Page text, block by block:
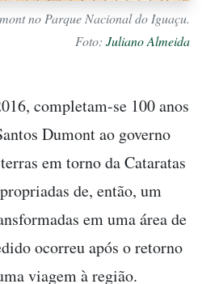
no Parque Nacional do Iguaçu.
Foto: Juliano Almeida
completam-se 100 anos
Dumont ao governo
em torno da Cataratas
de, então, um
em uma área de
ocorreu após o retorno
viagem à região.